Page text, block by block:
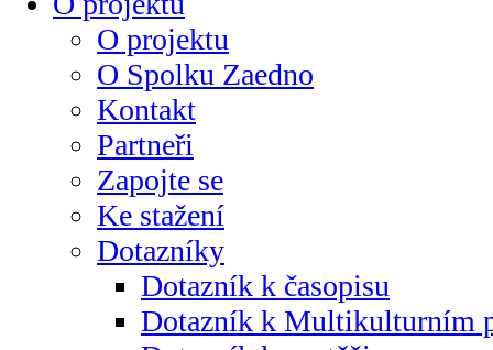
O projektu
O Spolku Zaedno
Kontakt
Partneři
Zapojte se
Ke stažení
Dotazníky
Dotazník k časopisu
Dotazník k Multikulturním